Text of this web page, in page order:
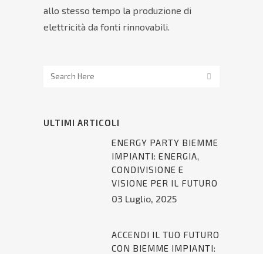
allo stesso tempo la produzione di
elettricità da fonti rinnovabili.
ULTIMI ARTICOLI
ENERGY PARTY BIEMME
IMPIANTI: ENERGIA,
CONDIVISIONE E
VISIONE PER IL FUTURO
03 Luglio, 2025
ACCENDI IL TUO FUTURO
CON BIEMME IMPIANTI: